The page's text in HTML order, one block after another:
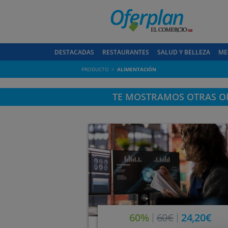
DESTACADAS RESTAURANTES SALUD Y BELLEZA
PRODUCTO ALIMENTACIÓN
TE MOSTRAMOS OTRAS
60% 60€ 24,20€